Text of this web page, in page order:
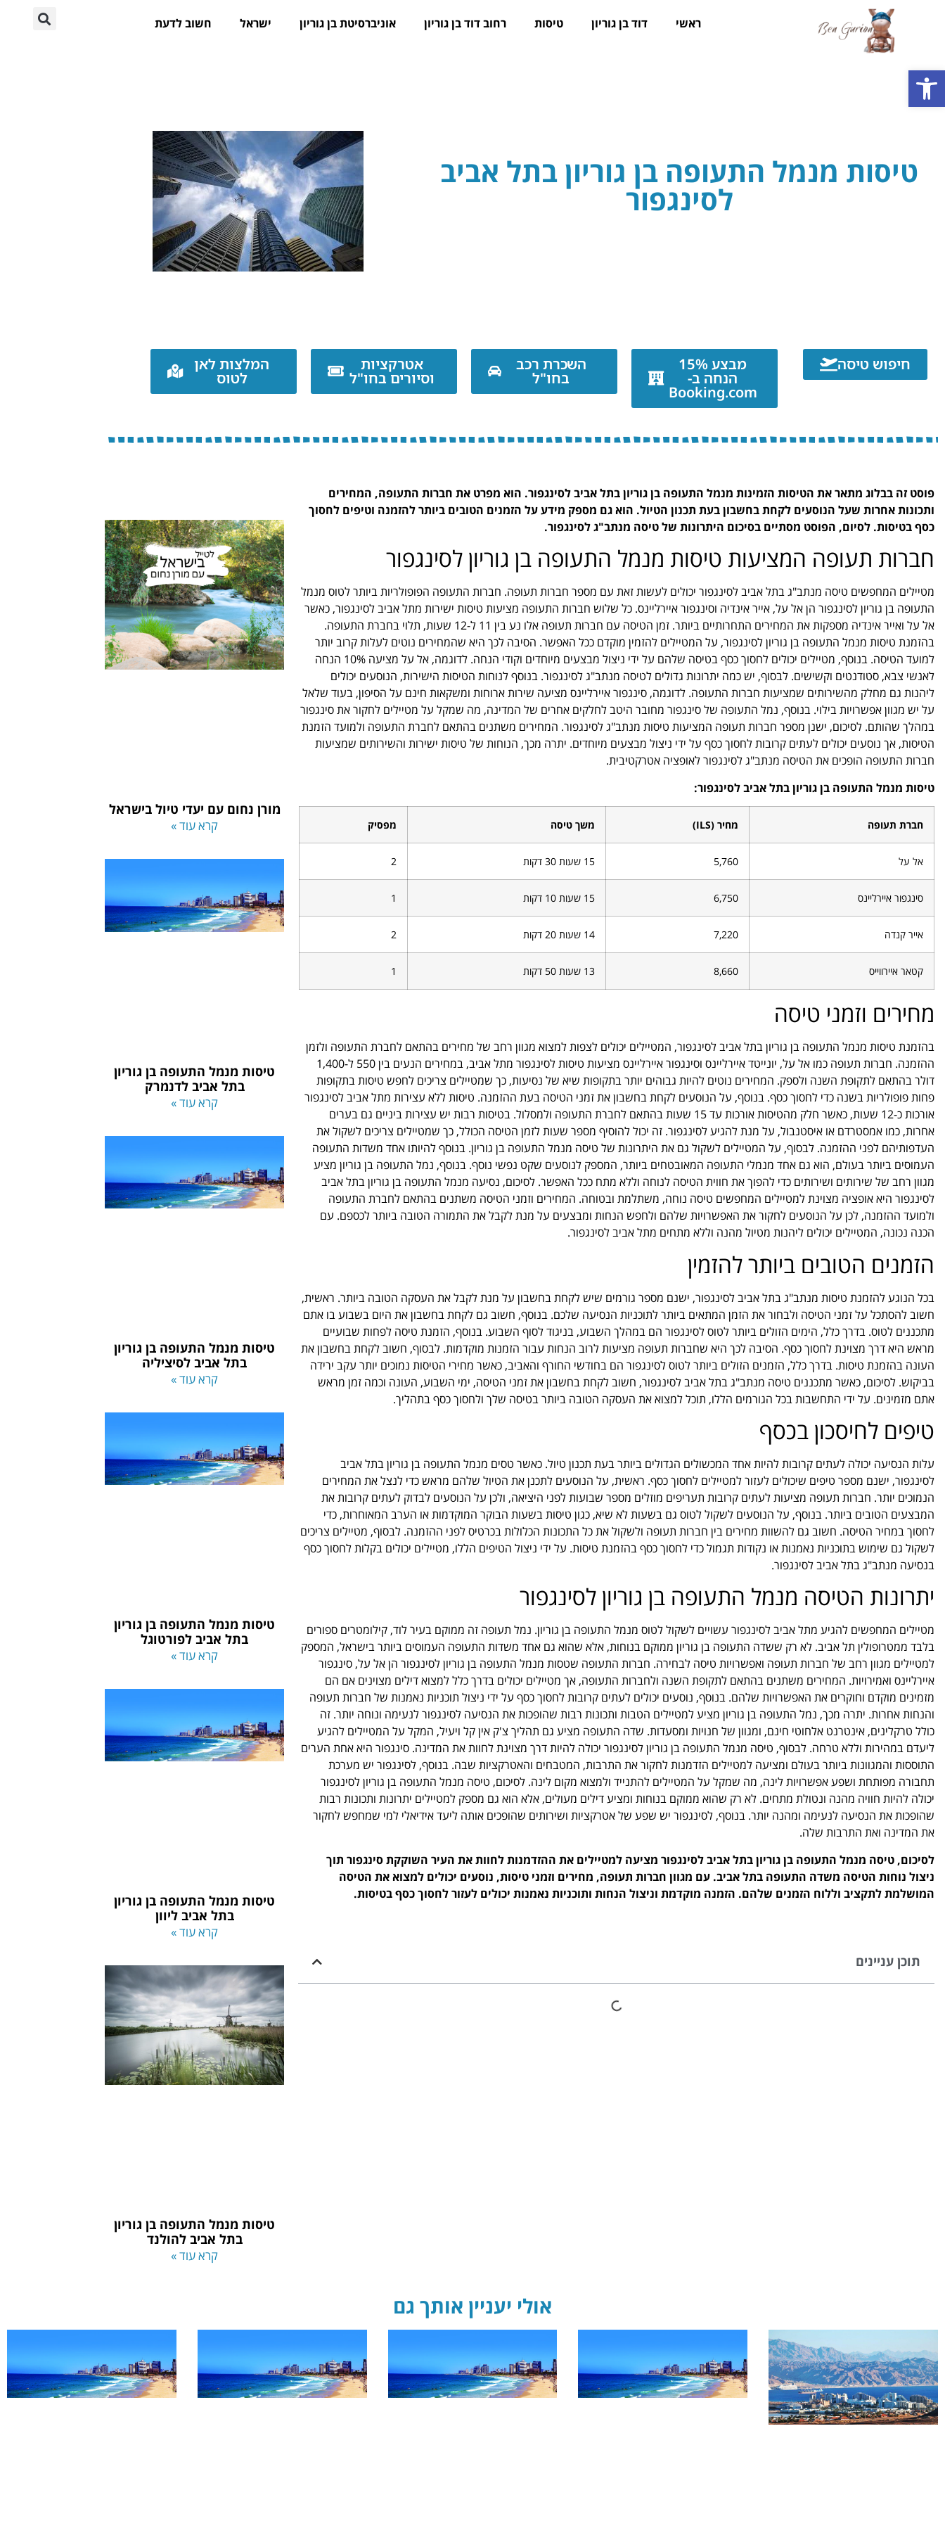
ראשי דוד בן גוריון טיסות רחוב דוד בן גוריון אוניברסיטת בן גוריון ישראל חשוב לדעת
טיסות מנמל התעופה בן גוריון בתל אביב
לסינגפור
חיפוש טיסה מבצע 15%
הנחה ב-
Booking.com
השכרת רכב
בחו"ל
אטרקציות
וסיורים בחו"ל
המלצות לאן
לטוס
פוסט זה בבלוג מתאר את הטיסות הזמינות מנמל התעופה בן גוריון בתל אביב לסינגפור. הוא מפרט את חברות התעופה, המחירים
ותכונות אחרות שעל הנוסעים לקחת בחשבון בעת תכנון הטיול. הוא גם מספק מידע על הזמנים הטובים ביותר להזמנה וטיפים לחסוך
כסף בטיסות. לסיום, הפוסט מסתיים בסיכום היתרונות של טיסה מנתב"ג לסינגפור.
חברות תעופה המציעות טיסות מנמל התעופה בן גוריון לסינגפור
מטיילים המחפשים טיסה מנתב"ג בתל אביב לסינגפור יכולים לעשות זאת עם מספר חברות תעופה. חברות התעופה הפופולריות ביותר לטוס מנמל
התעופה בן גוריון לסינגפור הן אל על, אייר אינדיה וסינגפור איירליינס. כל שלוש חברות התעופה מציעות טיסות ישירות מתל אביב לסינגפור, כאשר
אל על ואייר אינדיה מספקות את המחירים התחרותיים ביותר. זמן הטיסה עם חברות תעופה אלו נע בין 11 ל-12 שעות, תלוי בחברת התעופה.
בהזמנת טיסות מנמל התעופה בן גוריון לסינגפור, על המטיילים להזמין מוקדם ככל האפשר. הסיבה לכך היא שהמחירים נוטים לעלות קרוב יותר
למועד הטיסה. בנוסף, מטיילים יכולים לחסוך כסף בטיסה שלהם על ידי ניצול מבצעים מיוחדים וקודי הנחה. לדוגמה, אל על מציעה 10% הנחה
לאנשי צבא, סטודנטים וקשישים. לבסוף, יש כמה יתרונות גדולים לטיסה מנתב"ג לסינגפור. בנוסף לנוחות הטיסות הישירות, הנוסעים יכולים
ליהנות גם מחלק מהשירותים שמציעות חברות התעופה. לדוגמה, סינגפור איירליינס מציעה שירות ארוחות ומשקאות חינם על הסיפון, בעוד שלאל
על יש מגוון אפשרויות בילוי. בנוסף, נמל התעופה של סינגפור מחובר היטב לחלקים אחרים של המדינה, מה שמקל על מטיילים לחקור את סינגפור
במהלך שהותם. לסיכום, ישנן מספר חברות תעופה המציעות טיסות מנתב"ג לסינגפור. המחירים משתנים בהתאם לחברת התעופה ולמועד הזמנת
הטיסות, אך נוסעים יכולים לעתים קרובות לחסוך כסף על ידי ניצול מבצעים מיוחדים. יתרה מכך, הנוחות של טיסות ישירות והשירותים שמציעות
חברות התעופה הופכים את הטיסה מנתב"ג לסינגפור לאופציה אטרקטיבית.
טיסות מנמל התעופה בן גוריון בתל אביב לסינגפור:
חברת תעופה מחיר (ILS) משך טיסה מפסיק
אל על 5,760 15 שעות 30 דקות 2
סינגפור איירליינס 6,750 15 שעות 10 דקות 1
אייר קנדה 7,220 14 שעות 20 דקות 2
קטאר איירווייס 8,660 13 שעות 50 דקות 1
מחירים וזמני טיסה
בהזמנת טיסות מנמל התעופה בן גוריון בתל אביב לסינגפור, המטיילים יכולים לצפות למצוא מגוון רחב של מחירים בהתאם לחברת התעופה ולזמן
ההזמנה. חברות תעופה כמו אל על, יונייטד איירליינס וסינגפור איירליינס מציעות טיסות לסינגפור מתל אביב, במחירים הנעים בין 550 ל-1,400
דולר בהתאם לתקופת השנה ולספק. המחירים נוטים להיות גבוהים יותר בתקופות שיא של נסיעות, כך שמטיילים צריכים לחפש טיסות בתקופות
פחות פופולריות בשנה כדי לחסוך כסף. בנוסף, על הנוסעים לקחת בחשבון את זמני הטיסה בעת ההזמנה. טיסות ללא עצירות מתל אביב לסינגפור
אורכות כ-12 שעות, כאשר חלק מהטיסות אורכות עד 15 שעות בהתאם לחברת התעופה ולמסלול. בטיסות רבות יש עצירות ביניים גם בערים
אחרות, כמו אמסטרדם או איסטנבול, על מנת להגיע לסינגפור. זה יכול להוסיף מספר שעות לזמן הטיסה הכולל, כך שמטיילים צריכים לשקול את
העדפותיהם לפני ההזמנה. לבסוף, על המטיילים לשקול גם את היתרונות של טיסה מנמל התעופה בן גוריון. בנוסף להיותו אחד משדות התעופה
העמוסים ביותר בעולם, הוא גם אחד מנמלי התעופה המאובטחים ביותר, המספק לנוסעים שקט נפשי נוסף. בנוסף, נמל התעופה בן גוריון מציע
מגוון רחב של שירותים ושירותים כדי להפוך את חווית הטיסה לנוחה וללא מתח ככל האפשר. לסיכום, נסיעה מנמל התעופה בן גוריון בתל אביב
לסינגפור היא אופציה מצוינת למטיילים המחפשים טיסה נוחה, משתלמת ובטוחה. המחירים וזמני הטיסה משתנים בהתאם לחברת התעופה
ולמועד ההזמנה, לכן על הנוסעים לחקור את האפשרויות שלהם ולחפש הנחות ומבצעים על מנת לקבל את התמורה הטובה ביותר לכספם. עם
הכנה נכונה, המטיילים יכולים ליהנות מטיול מהנה וללא מתחים מתל אביב לסינגפור.
הזמנים הטובים ביותר להזמין
בכל הנוגע להזמנת טיסות מנתב"ג בתל אביב לסינגפור, ישנם מספר גורמים שיש לקחת בחשבון על מנת לקבל את העסקה הטובה ביותר. ראשית,
חשוב להסתכל על זמני הטיסה ולבחור את הזמן המתאים ביותר לתוכניות הנסיעה שלכם. בנוסף, חשוב גם לקחת בחשבון את היום בשבוע בו אתם
מתכננים לטוס. בדרך כלל, הימים הזולים ביותר לטוס לסינגפור הם במהלך השבוע, בניגוד לסוף השבוע. בנוסף, הזמנת טיסה לפחות שבועיים
מראש היא דרך מצוינת לחסוך כסף. הסיבה לכך היא שחברות תעופה מציעות לרוב הנחות עבור הזמנות מוקדמות. לבסוף, חשוב לקחת בחשבון את
העונה בהזמנת טיסות. בדרך כלל, הזמנים הזולים ביותר לטוס לסינגפור הם בחודשי החורף והאביב, כאשר מחירי הטיסות נמוכים יותר עקב ירידה
בביקוש. לסיכום, כאשר מתכננים טיסה מנתב"ג בתל אביב לסינגפור, חשוב לקחת בחשבון את זמני הטיסה, ימי השבוע, העונה וכמה זמן מראש
אתם מזמינים. על ידי התחשבות בכל הגורמים הללו, תוכל למצוא את העסקה הטובה ביותר בטיסה שלך ולחסוך כסף בתהליך.
טיפים לחיסכון בכסף
עלות הנסיעה יכולה לעתים קרובות להיות אחד המכשולים הגדולים ביותר בעת תכנון טיול. כאשר טסים מנמל התעופה בן גוריון בתל אביב
לסינגפור, ישנם מספר טיפים שיכולים לעזור למטיילים לחסוך כסף. ראשית, על הנוסעים לתכנן את הטיול שלהם מראש כדי לנצל את המחירים
הנמוכים יותר. חברות תעופה מציעות לעתים קרובות תעריפים מוזלים מספר שבועות לפני היציאה, ולכן על הנוסעים לבדוק לעתים קרובות את
המבצעים הטובים ביותר. בנוסף, על הנוסעים לשקול לטוס גם בשעות לא שיא, כגון טיסות בשעות הבוקר המוקדמות או הערב המאוחרות, כדי
לחסוך במחיר הטיסה. חשוב גם להשוות מחירים בין חברות תעופה ולשקול את כל התכונות הכלולות בכרטיס לפני ההזמנה. לבסוף, מטיילים צריכים
לשקול גם שימוש בתוכניות נאמנות או נקודות תגמול כדי לחסוך כסף בהזמנת טיסות. על ידי ניצול הטיפים הללו, מטיילים יכולים בקלות לחסוך כסף
בנסיעה מנתב"ג בתל אביב לסינגפור.
יתרונות הטיסה מנמל התעופה בן גוריון לסינגפור
מטיילים המחפשים להגיע מתל אביב לסינגפור עשויים לשקול לטוס מנמל התעופה בן גוריון. נמל תעופה זה ממוקם בעיר לוד, קילומטרים ספורים
בלבד ממטרופולין תל אביב. לא רק ששדה התעופה בן גוריון ממוקם בנוחות, אלא שהוא גם אחד משדות התעופה העמוסים ביותר בישראל, המספק
למטיילים מגוון רחב של חברות תעופה ואפשרויות טיסה לבחירה. חברות התעופה שטסות מנמל התעופה בן גוריון לסינגפור הן אל על, סינגפור
איירליינס ואמירויות. המחירים משתנים בהתאם לתקופת השנה ולחברות התעופה, אך מטיילים יכולים בדרך כלל למצוא דילים מצוינים אם הם
מזמינים מוקדם וחוקרים את האפשרויות שלהם. בנוסף, נוסעים יכולים לעתים קרובות לחסוך כסף על ידי ניצול תוכניות נאמנות של חברות תעופה
והנחות אחרות. יתרה מכך, נמל התעופה בן גוריון מציע למטיילים הטבות ותכונות רבות שהופכות את הנסיעה לסינגפור לנעימה ונוחה יותר. זה
כולל טרקלינים, אינטרנט אלחוטי חינם, ומגוון של חנויות ומסעדות. שדה התעופה מציע גם תהליך צ'ק אין קל ויעיל, המקל על המטיילים להגיע
ליעדם במהירות וללא טרחה. לבסוף, טיסה מנמל התעופה בן גוריון לסינגפור יכולה להיות דרך מצוינת לחוות את המדינה. סינגפור היא אחת הערים
התוססות והמגוונות ביותר בעולם ומציעה למטיילים הזדמנות לחקור את התרבות, המטבחים והאטרקציות שבה. בנוסף, לסינגפור יש מערכת
תחבורה מפותחת ושפע אפשרויות לינה, מה שמקל על המטיילים להתנייד ולמצוא מקום לינה. לסיכום, טיסה מנמל התעופה בן גוריון לסינגפור
יכולה להיות חוויה מהנה ונטולת מתחים. לא רק שהוא ממוקם בנוחות ומציע דילים מעולים, אלא הוא גם מספק למטיילים יתרונות ותכונות רבות
שהופכות את הנסיעה לנעימה ומהנה יותר. בנוסף, לסינגפור יש שפע של אטרקציות ושירותים שהופכים אותה ליעד אידיאלי למי שמחפש לחקור
את המדינה ואת התרבות שלה.
לסיכום, טיסה מנמל התעופה בן גוריון בתל אביב לסינגפור מציעה למטיילים את ההזדמנות לחוות את העיר השוקקת סינגפור תוך
ניצול נוחות הטיסה משדה התעופה בתל אביב. עם מגוון חברות תעופה, מחירים וזמני טיסות, נוסעים יכולים למצוא את הטיסה
המושלמת לתקציב וללוח הזמנים שלהם. הזמנה מוקדמת וניצול הנחות ותוכניות נאמנות יכולים לעזור לחסוך כסף בטיסות.
תוכן עניינים
מורן נחום עם יעדי טיול בישראל
קרא עוד »
טיסות מנמל התעופה בן גוריון
בתל אביב לדנמרק
קרא עוד »
טיסות מנמל התעופה בן גוריון
בתל אביב לסיציליה
קרא עוד »
טיסות מנמל התעופה בן גוריון
בתל אביב לפורטוגל
קרא עוד »
טיסות מנמל התעופה בן גוריון
בתל אביב ליוון
קרא עוד »
טיסות מנמל התעופה בן גוריון
בתל אביב להולנד
קרא עוד »
אולי יעניין אותך גם
פתח סרגל נגישות